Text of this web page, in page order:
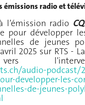
émissions radio et
l’émission radio
pour développer
de jeunes
2025 sur RTS -
audio-podcast/
developper-les-
de-jeunes-